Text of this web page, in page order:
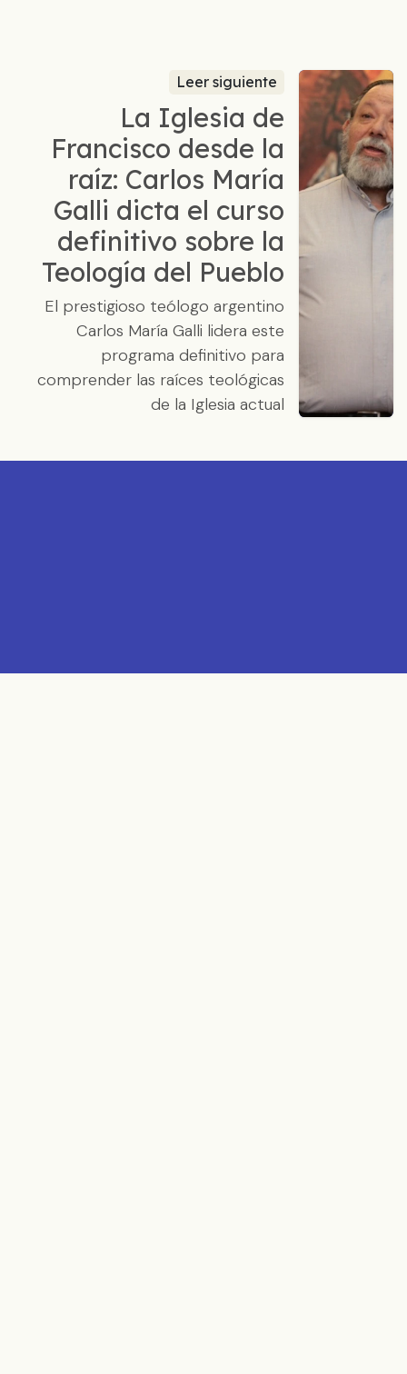
Leer siguiente
La Iglesia de
Francisco desde la
raíz: Carlos María
Galli dicta el curso
definitivo sobre la
Teología del Pueblo
El prestigioso teólogo argentino
Carlos María Galli lidera este
programa definitivo para
comprender las raíces teológicas
de la Iglesia actual